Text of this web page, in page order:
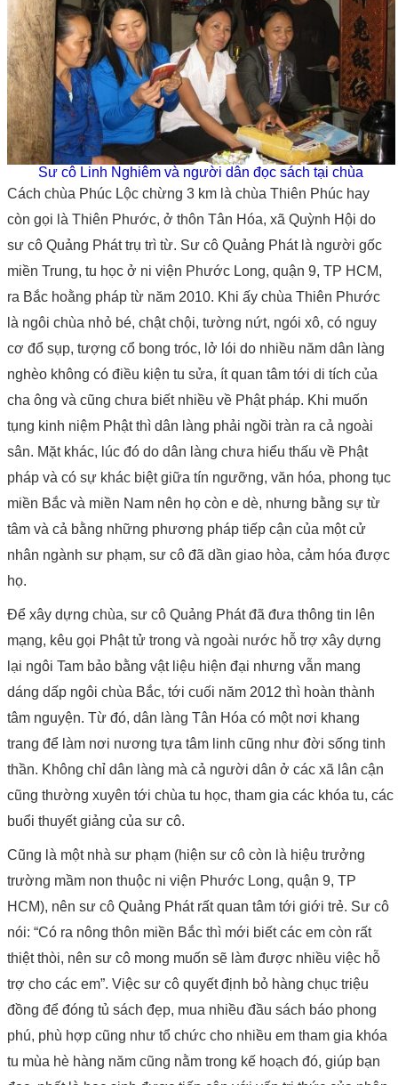
Sư cô Linh Nghiêm và người dân đọc sách tại chùa
Cách chùa Phúc Lộc chừng 3 km là chùa Thiên Phúc hay
còn gọi là Thiên Phước, ở thôn Tân Hóa, xã Quỳnh Hội do
sư cô Quảng Phát trụ trì từ. Sư cô Quảng Phát là người gốc
miền Trung, tu học ở ni viện Phước Long, quận 9, TP HCM,
ra Bắc hoằng pháp từ năm 2010. Khi ấy chùa Thiên Phước
là ngôi chùa nhỏ bé, chật chội, tường nứt, ngói xô, có nguy
cơ đổ sụp, tượng cổ bong tróc, lở lói do nhiều năm dân làng
nghèo không có điều kiện tu sửa, ít quan tâm tới di tích của
cha ông và cũng chưa biết nhiều về Phật pháp. Khi muốn
tụng kinh niệm Phật thì dân làng phải ngồi tràn ra cả ngoài
sân. Mặt khác, lúc đó do dân làng chưa hiểu thấu về Phật
pháp và có sự khác biệt giữa tín ngưỡng, văn hóa, phong tục
miền Bắc và miền Nam nên họ còn e dè, nhưng bằng sự từ
tâm và cả bằng những phương pháp tiếp cận của một cử
nhân ngành sư phạm, sư cô đã dần giao hòa, cảm hóa được
họ.
Để xây dựng chùa, sư cô Quảng Phát đã đưa thông tin lên
mạng, kêu gọi Phật tử trong và ngoài nước hỗ trợ xây dựng
lại ngôi Tam bảo bằng vật liệu hiện đại nhưng vẫn mang
dáng dấp ngôi chùa Bắc, tới cuối năm 2012 thì hoàn thành
tâm nguyện. Từ đó, dân làng Tân Hóa có một nơi khang
trang để làm nơi nương tựa tâm linh cũng như đời sống tinh
thần. Không chỉ dân làng mà cả người dân ở các xã lân cận
cũng thường xuyên tới chùa tu học, tham gia các khóa tu, các
buổi thuyết giảng của sư cô.
Cũng là một nhà sư phạm (hiện sư cô còn là hiệu trưởng
trường mầm non thuộc ni viện Phước Long, quận 9, TP
HCM), nên sư cô Quảng Phát rất quan tâm tới giới trẻ. Sư cô
nói: “Có ra nông thôn miền Bắc thì mới biết các em còn rất
thiệt thòi, nên sư cô mong muốn sẽ làm được nhiều việc hỗ
trợ cho các em”. Việc sư cô quyết định bỏ hàng chục triệu
đồng để đóng tủ sách đẹp, mua nhiều đầu sách báo phong
phú, phù hợp cũng như tổ chức cho nhiều em tham gia khóa
tu mùa hè hàng năm cũng nằm trong kế hoạch đó, giúp bạn